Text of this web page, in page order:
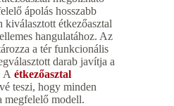
ápolás hosszabb
kiválasztott étkezőasztal
hangulatához. Az
a tér funkcionális
darab javítja a
A étkezőasztal
teszi, hogy minden
megfelelő modell.